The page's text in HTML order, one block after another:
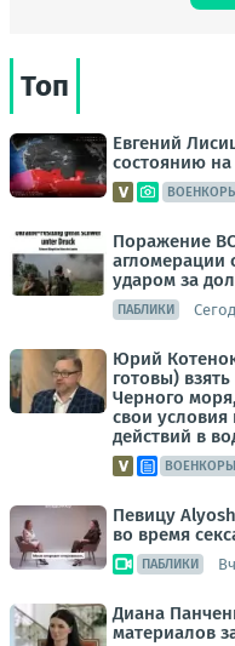
Топ
Евгений
состоянию на
Поражение
агломерации
ударом за
ПАБЛИКИ
Юрий
готовы)
Черного
свои
действий в
ВОЕНКОРЫ
Певицу
во время
ПАБЛИКИ
Диана
материалов